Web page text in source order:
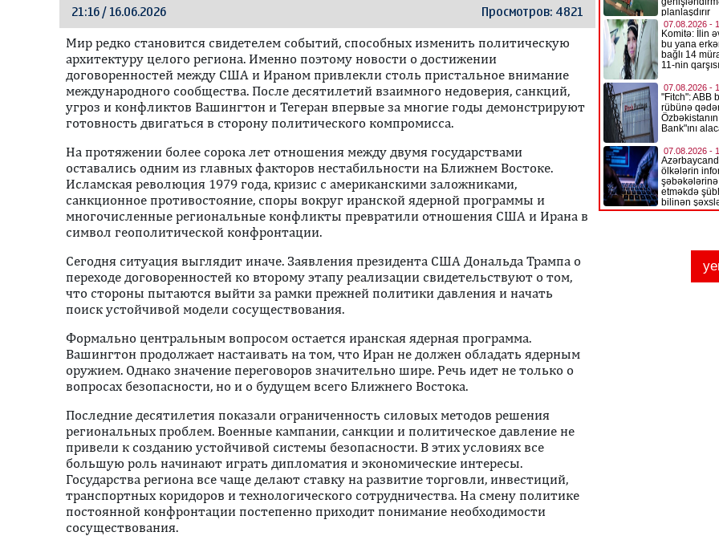
21:16 / 16.06.2026 Просмотров: 4821
Мир редко становится свидетелем событий, способных изменить политическую
архитектуру целого региона. Именно поэтому новости о достижении
договоренностей между США и Ираном привлекли столь пристальное внимание
международного сообщества. После десятилетий взаимного недоверия, санкций,
угроз и конфликтов Вашингтон и Тегеран впервые за многие годы демонстрируют
готовность двигаться в сторону политического компромисса.
На протяжении более сорока лет отношения между двумя государствами
оставались одним из главных факторов нестабильности на Ближнем Востоке.
Исламская революция 1979 года, кризис с американскими заложниками,
санкционное противостояние, споры вокруг иранской ядерной программы и
многочисленные региональные конфликты превратили отношения США и Ирана в
символ геополитической конфронтации.
Сегодня ситуация выглядит иначе. Заявления президента США Дональда Трампа о
переходе договоренностей ко второму этапу реализации свидетельствуют о том,
что стороны пытаются выйти за рамки прежней политики давления и начать
поиск устойчивой модели сосуществования.
Формально центральным вопросом остается иранская ядерная программа.
Вашингтон продолжает настаивать на том, что Иран не должен обладать ядерным
оружием. Однако значение переговоров значительно шире. Речь идет не только о
вопросах безопасности, но и о будущем всего Ближнего Востока.
Последние десятилетия показали ограниченность силовых методов решения
региональных проблем. Военные кампании, санкции и политическое давление не
привели к созданию устойчивой системы безопасности. В этих условиях все
большую роль начинают играть дипломатия и экономические интересы.
Государства региона все чаще делают ставку на развитие торговли, инвестиций,
транспортных коридоров и технологического сотрудничества. На смену политике
постоянной конфронтации постепенно приходит понимание необходимости
сосуществования.